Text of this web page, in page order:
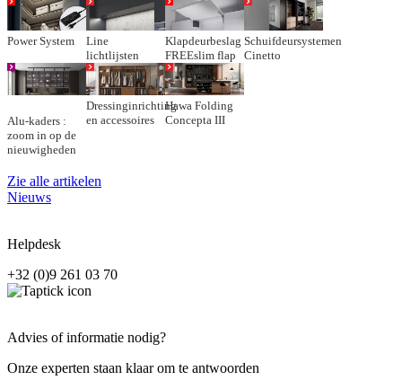
Power System
Line
lichtlijsten
Klapdeurbeslag
FREEslim flap
Schuifdeursystemen
Cinetto
Alu-kaders :
zoom in op de
nieuwigheden
Dressinginrichting
en accessoires
Hawa Folding
Concepta III
Zie alle artikelen
Nieuws
Helpdesk
+32 (0)9 261 03 70
Advies of informatie nodig?
Onze experten staan klaar om te antwoorden